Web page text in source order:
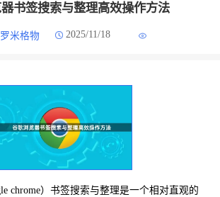
书签搜索与整理高效操作方法
米格物 2025/11/18
chrome）书签搜索与整理是一个相对直观的